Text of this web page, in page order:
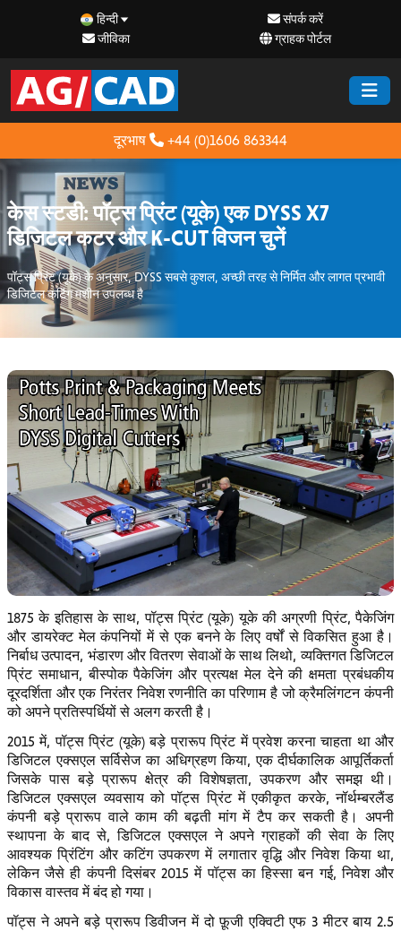
हिन्दी
संपर्क करें
जीविका
ग्राहक पोर्टल
दूरभाष +44 (0)1606 863344
केस स्टडी: पॉट्स प्रिंट (यूके) एक DYSS X7
डिजिटल कटर और K-CUT विजन चुनें
पॉट्स प्रिंट (यूके) के अनुसार, DYSS सबसे कुशल, अच्छी तरह से निर्मित और लागत प्रभावी
डिजिटल कटिंग मशीन उपलब्ध है
1875 के इतिहास के साथ, पॉट्स प्रिंट (यूके) यूके की अग्रणी प्रिंट, पैकेजिंग
और डायरेक्ट मेल कंपनियों में से एक बनने के लिए वर्षों से विकसित हुआ है।
निर्बाध उत्पादन, भंडारण और वितरण सेवाओं के साथ लिथो, व्यक्तिगत डिजिटल
प्रिंट समाधान, बीस्पोक पैकेजिंग और प्रत्यक्ष मेल देने की क्षमता प्रबंधकीय
दूरदर्शिता और एक निरंतर निवेश रणनीति का परिणाम है जो क्रैमलिंगटन कंपनी
को अपने प्रतिस्पर्धियों से अलग करती है।
2015 में, पॉट्स प्रिंट (यूके) बड़े प्रारूप प्रिंट में प्रवेश करना चाहता था और
डिजिटल एक्सएल सर्विसेज का अधिग्रहण किया, एक दीर्घकालिक आपूर्तिकर्ता
जिसके पास बड़े प्रारूप क्षेत्र की विशेषज्ञता, उपकरण और समझ थी।
डिजिटल एक्सएल व्यवसाय को पॉट्स प्रिंट में एकीकृत करके, नॉर्थम्बरलैंड
कंपनी बड़े प्रारूप वाले काम की बढ़ती मांग में टैप कर सकती है। अपनी
स्थापना के बाद से, डिजिटल एक्सएल ने अपने ग्राहकों की सेवा के लिए
आवश्यक प्रिंटिंग और कटिंग उपकरण में लगातार वृद्धि और निवेश किया था,
लेकिन जैसे ही कंपनी दिसंबर 2015 में पॉट्स का हिस्सा बन गई, निवेश और
विकास वास्तव में बंद हो गया।
पॉट्स ने अपने बड़े प्रारूप डिवीजन में दो फ़ूजी एक्विटी एफ 3 मीटर बाय 2.5